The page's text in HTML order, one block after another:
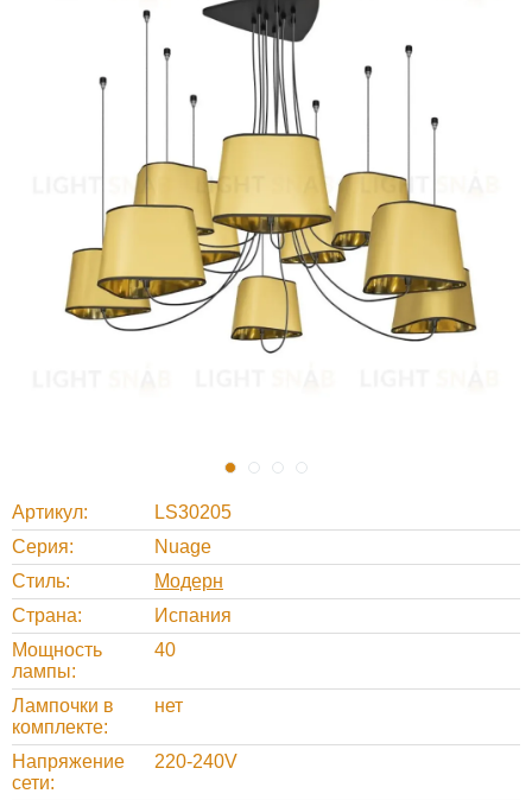
Артикул
LS30205
Серия
Nuage
Стиль
Модерн
Страна
Испания
Мощность
лампы
40
Лампочки в
комплекте
нет
Напряжение
сети
220-240V